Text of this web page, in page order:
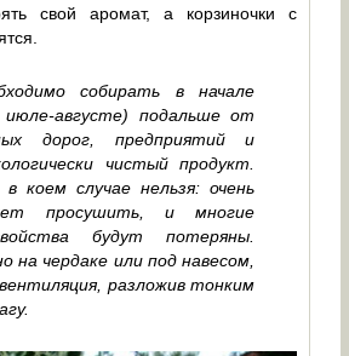
свой аромат, а корзиночки с
собирать в начале
августе) подальше от
дорог, предприятий и
чистый продукт.
коем случае нельзя: очень
просушить, и многие
будут потеряны.
на чердаке или под навесом,
разложив тонким